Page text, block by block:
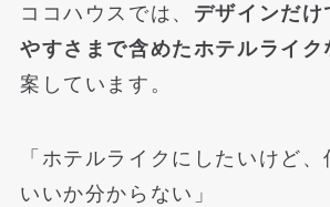
ココハウスでは、 デザインだけ
やすさまで含めたホテルライク
案しています。
「ホテルライクにしたいけど
いいか分からない」